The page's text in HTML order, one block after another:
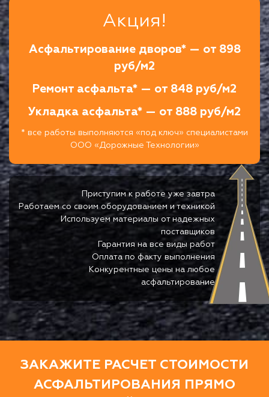
Акция!
Асфальтирование дворов* — от 898
руб/м2
Ремонт асфальта* — от 848 руб/м2
Укладка асфальта* — от 888 руб/м2
* все работы выполняются «под ключ» специалистами
ООО «Дорожные Технологии»
Приступим к работе уже завтра
Работаем со своим оборудованием и техникой
Используем материалы от надежных
поставщиков
Гарантия на все виды работ
Оплата по факту выполнения
Конкурентные цены на любое
асфальтирование
ЗАКАЖИТЕ РАСЧЕТ СТОИМОСТИ
АСФАЛЬТИРОВАНИЯ ПРЯМО